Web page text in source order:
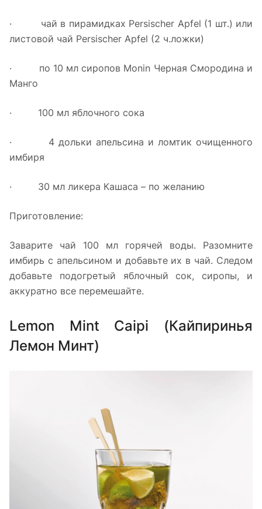
· чай в пирамидках Persischer Apfel (1 шт.) или
листовой чай Persischer Apfel (2 ч.ложки)
· по 10 мл сиропов Monin Черная Смородина и
Манго
· 100 мл яблочного сока
· 4 дольки апельсина и ломтик очищенного
имбиря
· 30 мл ликера Кашаса – по желанию
Приготовление:
Заварите чай 100 мл горячей воды. Разомните
имбирь с апельсином и добавьте их в чай. Следом
добавьте подогретый яблочный сок, сиропы, и
аккуратно все перемешайте.
Lemon Mint Caipi (Кайпиринья
Лемон Минт)